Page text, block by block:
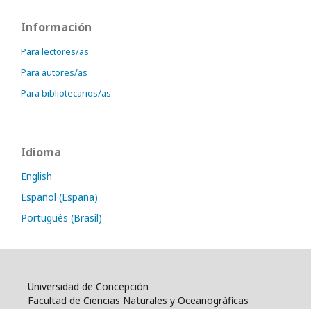
Información
Para lectores/as
Para autores/as
Para bibliotecarios/as
Idioma
English
Español (España)
Português (Brasil)
Universidad de Concepción
Facultad de Ciencias Naturales y Oceanográficas